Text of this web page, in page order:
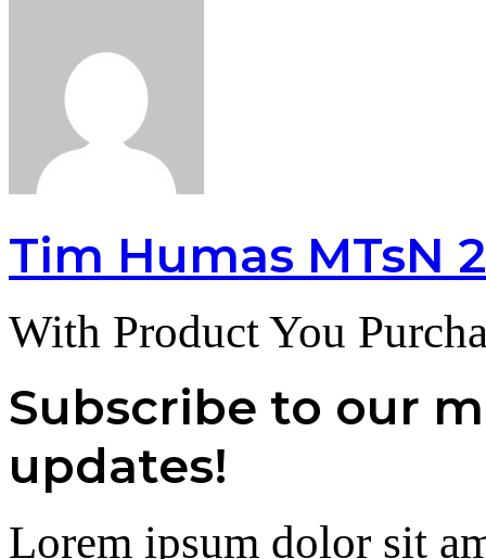
Tim Humas MTsN
With Product You
Subscribe to our
updates!
Lorem ipsum dolor sit